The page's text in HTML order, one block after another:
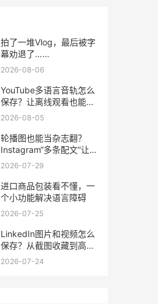
拍了一堆Vlog，最后被字
幕劝退了……
2026-08-06
YouTube多语言音轨怎么
保存？让离线观看也能听
懂视频内容
2026-08-05
轮播图也能当杂志翻？
Instagram“多条配文”让每
张图学会“自述”
2026-07-29
进口商品包装看不懂，一
个小功能解决语言障碍
2026-07-25
LinkedIn图片和视频怎么
保存？从截图收藏到高清
素材整理的方法
2026-07-24